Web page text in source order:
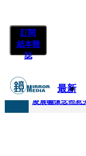
訂閱
紙本雜
誌
最新
快訊
凌晨曬懷念照